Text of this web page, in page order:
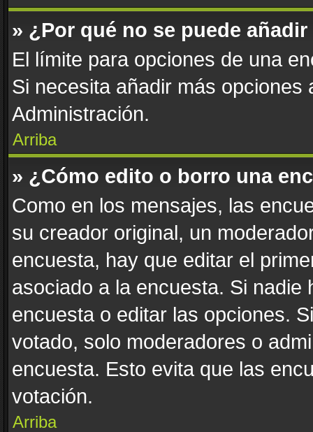
» ¿Por qué no se puede
El límite para opciones de una
Si necesita añadir más
Administración.
Arriba
» ¿Cómo edito o borro una
Como en los mensajes, las
su creador original, un
encuesta, hay que editar el
asociado a la encuesta. Si
encuesta o editar las opciones.
votado, solo moderadores o
encuesta. Esto evita que las
votación.
Arriba